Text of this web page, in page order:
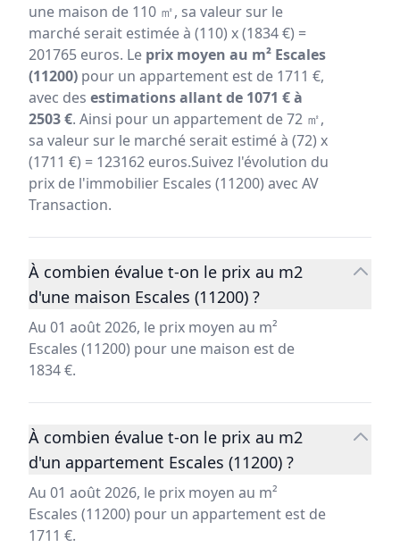
une maison de 110 ㎡, sa valeur sur le
marché serait estimée à (110) x (1834 €) =
201765 euros. Le prix moyen au m² Escales
(11200) pour un appartement est de 1711 €,
avec des estimations allant de 1071 € à
2503 €. Ainsi pour un appartement de 72 ㎡,
sa valeur sur le marché serait estimé à (72) x
(1711 €) = 123162 euros.Suivez l'évolution du
prix de l'immobilier Escales (11200) avec AV
Transaction.
À combien évalue t-on le prix au m2
d'une maison Escales (11200) ?
Au 01 août 2026, le prix moyen au m²
Escales (11200) pour une maison est de
1834 €.
À combien évalue t-on le prix au m2
d'un appartement Escales (11200) ?
Au 01 août 2026, le prix moyen au m²
Escales (11200) pour un appartement est de
1711 €.